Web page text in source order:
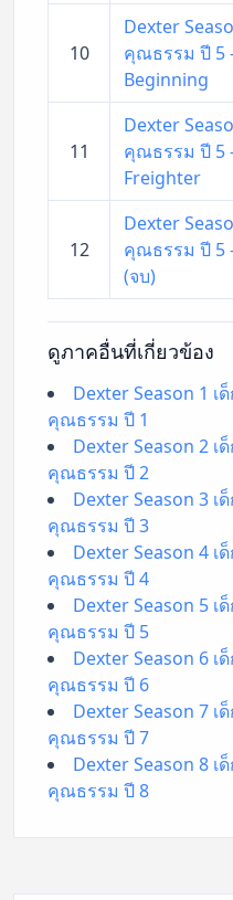
10
Dexter
คุณธรรม ปี 5
Beginning
11
Dexter
คุณธรรม ปี 5
Freighter
12
Dexter
คุณธรรม ปี 5
(จบ)
ดูภาคอื่นที่เกี่ยวข้อง
Dexter Season 1 เ
คุณธรรม ปี 1
Dexter Season 2 เ
คุณธรรม ปี 2
Dexter Season 3 เ
คุณธรรม ปี 3
Dexter Season 4 เ
คุณธรรม ปี 4
Dexter Season 5 เ
คุณธรรม ปี 5
Dexter Season 6 เ
คุณธรรม ปี 6
Dexter Season 7 เ
คุณธรรม ปี 7
Dexter Season 8 เ
คุณธรรม ปี 8